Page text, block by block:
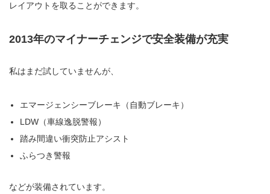
レイアウトを取ることができます。
2013年のマイナーチェンジで安全装備が充実
私はまだ試していませんが、
エマージェンシーブレーキ（自動ブレーキ）
LDW（車線逸脱警報）
踏み間違い衝突防止アシスト
ふらつき警報
などが装備されています。